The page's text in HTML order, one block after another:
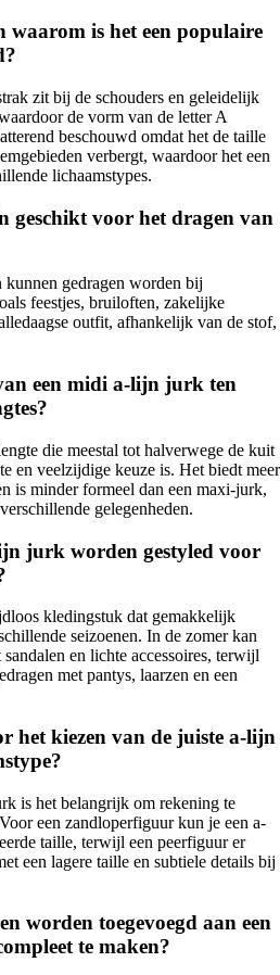
waarom is het een populaire
zit bij de schouders en geleidelijk
de vorm van de letter A
beschouwd omdat het de taille
verbergt, waardoor het een
lichaamstypes.
geschikt voor het dragen van
gedragen worden bij
feestjes, bruiloften, zakelijke
outfit, afhankelijk van de stof,
een midi a-lijn jurk ten
die meestal tot halverwege de kuit
en veelzijdige keuze is. Het biedt meer
is minder formeel dan een maxi-jurk,
gelegenheden.
jurk worden gestyled voor
kledingstuk dat gemakkelijk
seizoenen. In de zomer kan
en lichte accessoires, terwijl
met pantys, laarzen en een
het kiezen van de juiste a-lijn
is het belangrijk om rekening te
een zandloperfiguur kun je een a-
taille, terwijl een peerfiguur er
een lagere taille en subtiele details bij
worden toegevoegd aan een
te maken?